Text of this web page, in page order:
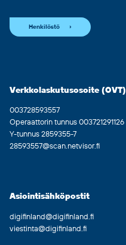
Henkilöstö
Verkkolaskutusosoite (OVT)
003728593557
Operaattorin tunnus 003721291126
Y-tunnus 2859355-7
28593557@scan.netvisor.fi
Asiointisähköpostit
digifinland@digifinland.fi
viestinta@digifinland.fi